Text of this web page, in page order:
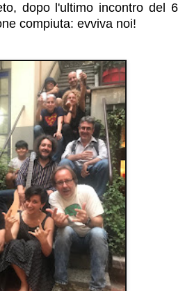
dopo l'ultimo incontro del 6
compiuta: evviva noi!